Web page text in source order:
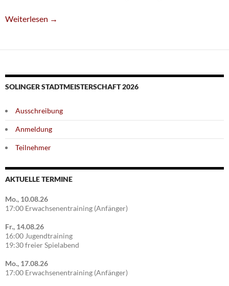
Kein Sieger Im Spitzenspiel Der Stadtmeisterschaft
Weiterlesen →
SOLINGER STADTMEISTERSCHAFT 2026
Ausschreibung
Anmeldung
Teilnehmer
AKTUELLE TERMINE
Mo., 10.08.26
17:00 Erwachsenentraining (Anfänger)
Fr., 14.08.26
16:00 Jugendtraining
19:30 freier Spielabend
Mo., 17.08.26
17:00 Erwachsenentraining (Anfänger)